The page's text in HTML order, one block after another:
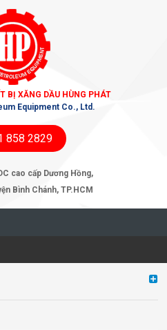
BỊ XĂNG DẦU HÙNG PHÁT
Equipment Co., Ltd.
858 2829
cao cấp Dương Hồng,
Bình Chánh, TP.HCM